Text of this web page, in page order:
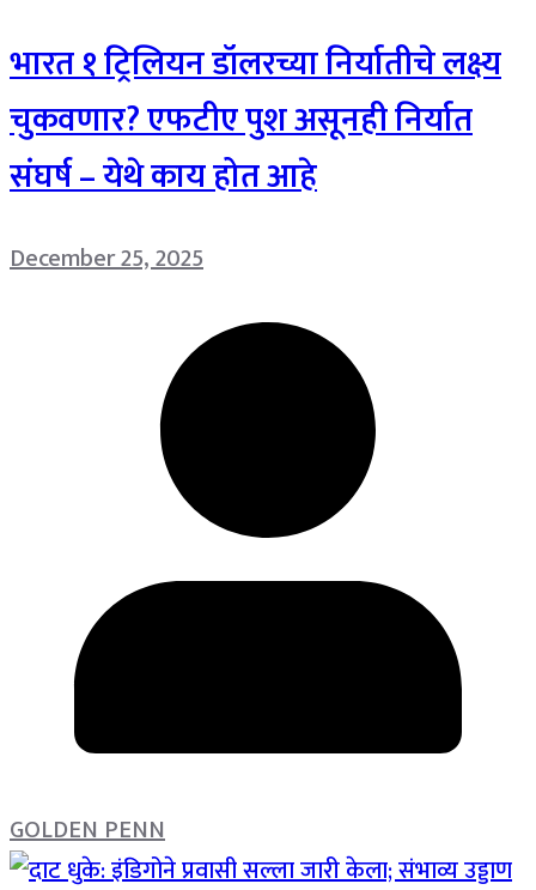
भारत १ ट्रिलियन डॉलरच्या निर्यातीचे लक्ष्य
चुकवणार? एफटीए पुश असूनही निर्यात
संघर्ष – येथे काय होत आहे
December 25, 2025
GOLDEN PENN